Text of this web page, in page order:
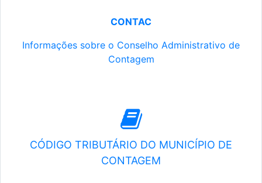
CONTAC
Informações sobre o Conselho Administrativo de
Contagem
CÓDIGO TRIBUTÁRIO DO MUNICÍPIO DE
CONTAGEM